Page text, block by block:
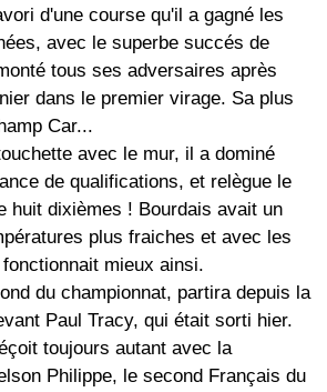
d'une course qu'il a gagné les
avec le superbe succés de
tous ses adversaires après
dans le premier virage. Sa plus
Car...
avec le mur, il a dominé
de qualifications, et relègue le
huit dixièmes ! Bourdais avait un
plus fraiches et avec les
mieux ainsi.
du championnat, partira depuis la
Paul Tracy, qui était sorti hier.
toujours autant avec la
Philippe, le second Français du